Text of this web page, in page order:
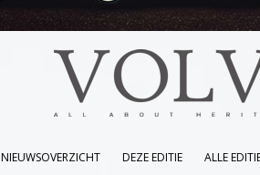
NIEUWSOVERZICHT DEZE EDITIE ALLE